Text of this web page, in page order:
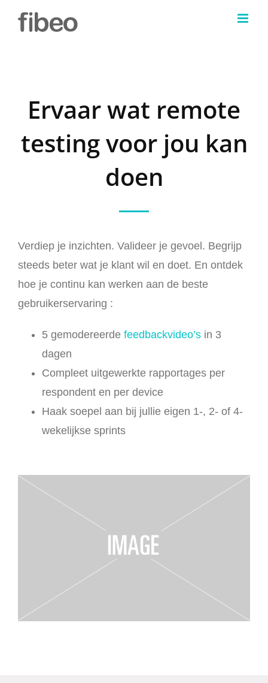
Ervaar wat remote
testing voor jou kan
doen
Verdiep je inzichten. Valideer je gevoel. Begrijp
steeds beter wat je klant wil en doet. En ontdek
hoe je continu kan werken aan de beste
gebruikerservaring :
5 gemodereerde feedbackvideo’s in 3
dagen
Compleet uitgewerkte rapportages per
respondent en per device
Haak soepel aan bij jullie eigen 1-, 2- of 4-
wekelijkse sprints